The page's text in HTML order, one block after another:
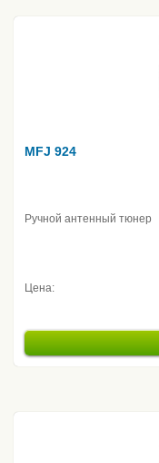
MFJ 924
Ручной антенный тюнер
Цена: